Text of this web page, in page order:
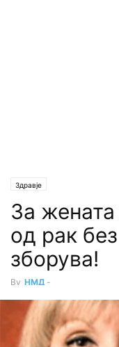
Здравје
За жената
од рак
зборува!
By НМД -